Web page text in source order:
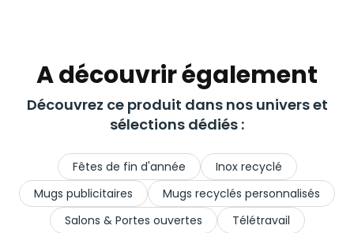
A découvrir également
Découvrez ce produit dans nos univers et
sélections dédiés :
Fêtes de fin d'année
Inox recyclé
Mugs publicitaires
Mugs recyclés personnalisés
Salons & Portes ouvertes
Télétravail